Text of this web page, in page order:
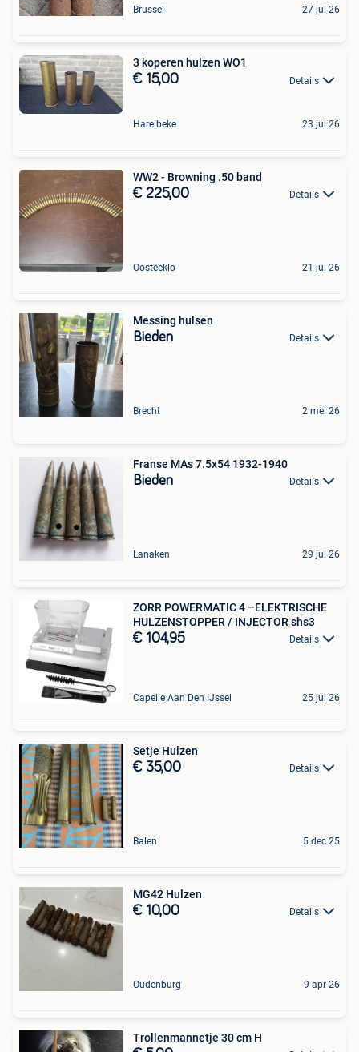
Brussel 27 jul 26
3 koperen hulzen WO1
€ 15,00 Details
Harelbeke 23 jul 26
WW2 - Browning .50 band
€ 225,00 Details
Oosteeklo 21 jul 26
Messing hulsen
Bieden Details
Brecht 2 mei 26
Franse MAs 7.5x54 1932-1940
Bieden Details
Lanaken 29 jul 26
ZORR POWERMATIC 4 –ELEKTRISCHE
HULZENSTOPPER / INJECTOR shs3
€ 104,95 Details
Capelle Aan Den IJssel 25 jul 26
Setje Hulzen
€ 35,00 Details
Balen 5 dec 25
MG42 Hulzen
€ 10,00 Details
Oudenburg 9 apr 26
Trollenmannetje 30 cm H